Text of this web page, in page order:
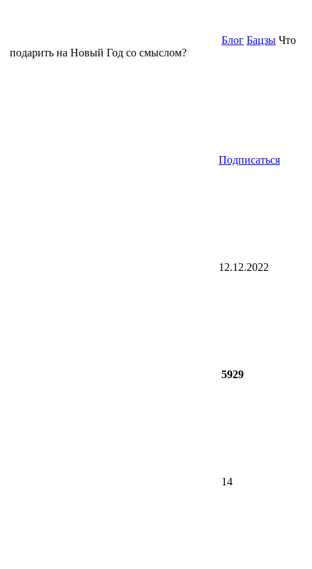
Блог Бацзы Что
подарить на Новый Год со смыслом?
Подписаться
12.12.2022
5929
14